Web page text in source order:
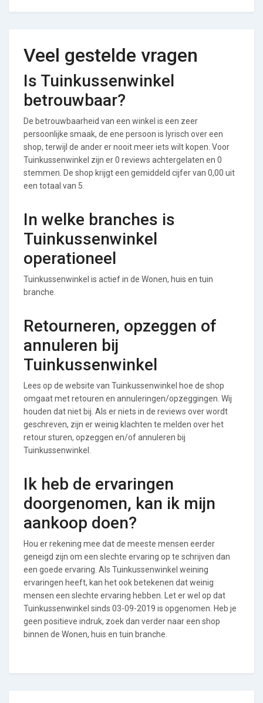
Veel gestelde vragen
Is Tuinkussenwinkel
betrouwbaar?
De betrouwbaarheid van een winkel is een zeer
persoonlijke smaak, de ene persoon is lyrisch over een
shop, terwijl de ander er nooit meer iets wilt kopen. Voor
Tuinkussenwinkel zijn er 0 reviews achtergelaten en 0
stemmen. De shop krijgt een gemiddeld cijfer van 0,00 uit
een totaal van 5.
In welke branches is
Tuinkussenwinkel
operationeel
Tuinkussenwinkel is actief in de Wonen, huis en tuin
branche.
Retourneren, opzeggen of
annuleren bij
Tuinkussenwinkel
Lees op de website van Tuinkussenwinkel hoe de shop
omgaat met retouren en annuleringen/opzeggingen. Wij
houden dat niet bij. Als er niets in de reviews over wordt
geschreven, zijn er weinig klachten te melden over het
retour sturen, opzeggen en/of annuleren bij
Tuinkussenwinkel.
Ik heb de ervaringen
doorgenomen, kan ik mijn
aankoop doen?
Hou er rekening mee dat de meeste mensen eerder
geneigd zijn om een slechte ervaring op te schrijven dan
een goede ervaring. Als Tuinkussenwinkel weining
ervaringen heeft, kan het ook betekenen dat weinig
mensen een slechte ervaring hebben. Let er wel op dat
Tuinkussenwinkel sinds 03-09-2019 is opgenomen. Heb je
geen positieve indruk, zoek dan verder naar een shop
binnen de Wonen, huis en tuin branche.